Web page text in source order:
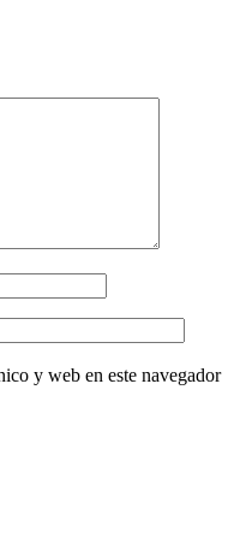
y web en este navegador